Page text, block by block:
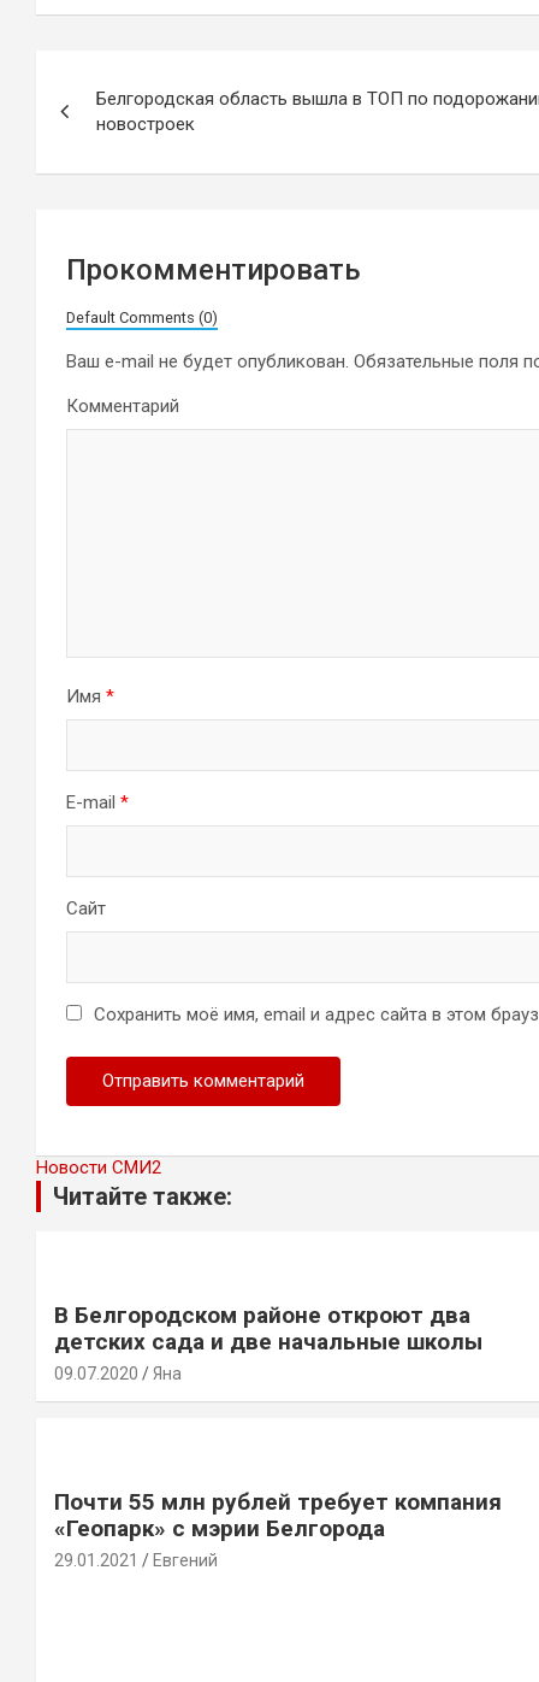
по
записям
Белгородская область вышла в ТОП по
новостроек
Прокомментировать
Default Comments (0)
Ваш e-mail не будет опубликован. Обязательные поля
Комментарий
Имя *
E-mail *
Сайт
Сохранить моё имя, email и адрес сайта в этом
Новости СМИ2
Читайте также:
В Белгородском районе откроют два
детских сада и две начальные школы
09.07.2020 Яна
Почти 55 млн рублей требует компания
«Геопарк» с мэрии Белгорода
29.01.2021 Евгений